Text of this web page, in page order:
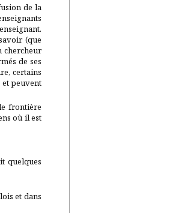
de la
(que
chercheur
de ses
certains
et peuvent
frontière
où il est
quelques
et dans